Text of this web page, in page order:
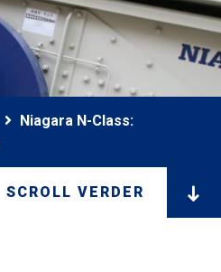
Niagara N-Class:
SCROLL VERDER